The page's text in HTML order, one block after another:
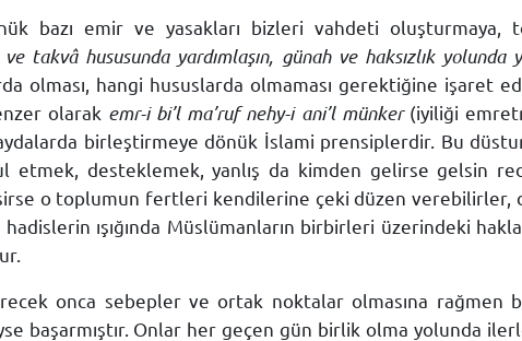
bazı emir ve yasakları bizleri vahdeti
ve takvâ hususunda yardımlaşın, günah ve haksızlık yolunda
olması, hangi hususlarda olmaması gerektiğine işaret
olarak emr-i bi’l ma’ruf nehy-i ani’l münker(iyiliği
birleştirmeye dönük İslami prensiplerdir. Bu
etmek, desteklemek, yanlış da kimden gelirse gelsin
o toplumun fertleri kendilerine çeki düzen verebilirler,
hadislerin ışığında Müslümanların birbirleri üzerindeki
onca sebepler ve ortak noktalar olmasına rağmen
başarmıştır. Onlar her geçen gün birlik olma yolunda